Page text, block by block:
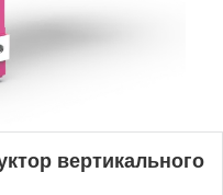
вертикального